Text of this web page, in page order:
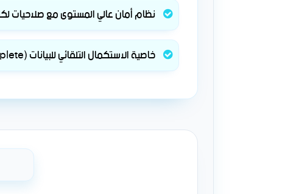
نظام أمان عالي المستوى مع صلاحيات
خاصية الاستكمال التلقائي للبيانات (Autocomplete)